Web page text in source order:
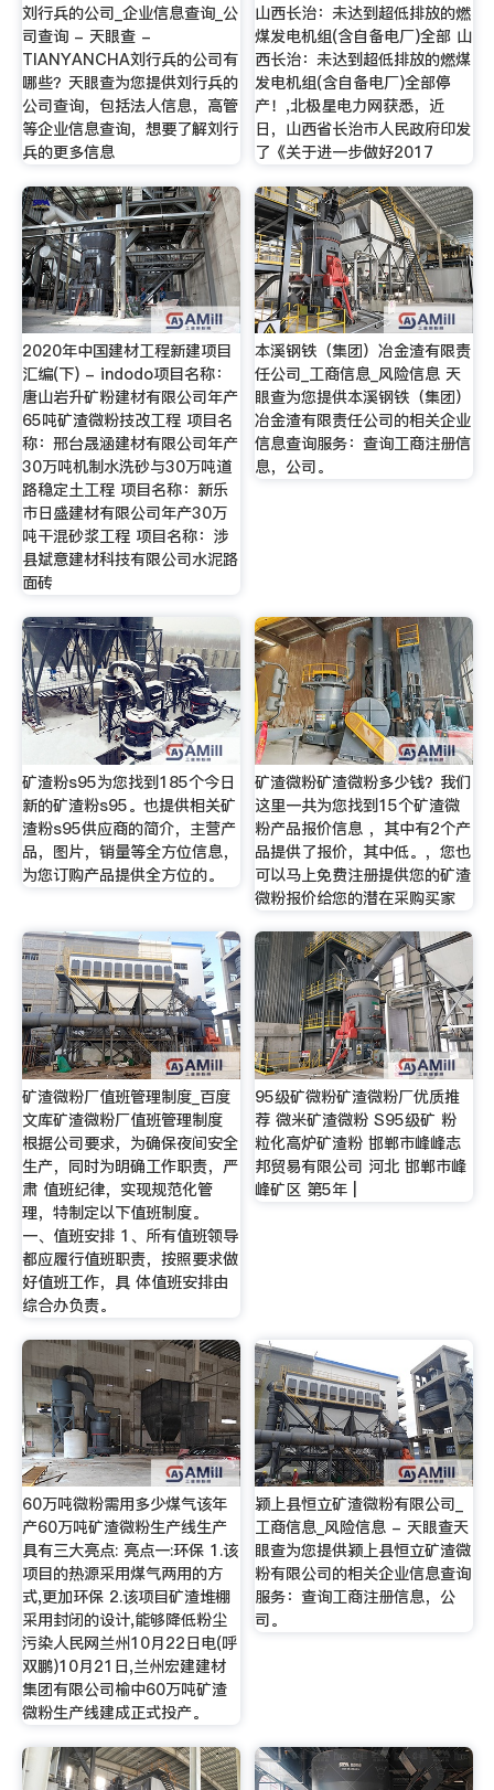
刘行兵的公司_企业信息查询_公
司查询 - 天眼查 -
TIANYANCHA刘行兵的公司有
哪些？天眼查为您提供刘行兵的
公司查询，包括法人信息，高管
等企业信息查询，想要了解刘行
兵的更多信息
山西长治：未达到超低排放的燃
煤发电机组(含自备电厂)全部 山
西长治：未达到超低排放的燃煤
发电机组(含自备电厂)全部停
产！,北极星电力网获悉，近
日，山西省长治市人民政府印发
了《关于进一步做好2017
2020年中国建材工程新建项目
汇编(下) - indodo项目名称：
唐山岩升矿粉建材有限公司年产
65吨矿渣微粉技改工程 项目名
称：邢台晟涵建材有限公司年产
30万吨机制水洗砂与30万吨道
路稳定土工程 项目名称：新乐
市日盛建材有限公司年产30万
吨干混砂浆工程 项目名称：涉
县斌意建材科技有限公司水泥路
面砖
本溪钢铁（集团）冶金渣有限责
任公司_工商信息_风险信息 天
眼查为您提供本溪钢铁（集团）
冶金渣有限责任公司的相关企业
信息查询服务：查询工商注册信
息，公司。
矿渣粉s95为您找到185个今日
新的矿渣粉s95。也提供相关矿
渣粉s95供应商的简介，主营产
品，图片，销量等全方位信息，
为您订购产品提供全方位的。
矿渣微粉矿渣微粉多少钱？我们
这里一共为您找到15个矿渣微
粉产品报价信息 ，其中有2个产
品提供了报价，其中低。，您也
可以马上免费注册提供您的矿渣
微粉报价给您的潜在采购买家
矿渣微粉厂值班管理制度_百度
文库矿渣微粉厂值班管理制度
根据公司要求，为确保夜间安全
生产，同时为明确工作职责，严
肃 值班纪律，实现规范化管
理，特制定以下值班制度。
一、值班安排 1、所有值班领导
都应履行值班职责，按照要求做
好值班工作，具 体值班安排由
综合办负责。
95级矿微粉矿渣微粉厂优质推
荐 微米矿渣微粉 S95级矿 粉
粒化高炉矿渣粉 邯郸市峰峰志
邦贸易有限公司 河北 邯郸市峰
峰矿区 第5年 |
60万吨微粉需用多少煤气该年
产60万吨矿渣微粉生产线生产
具有三大亮点: 亮点一:环保 1.该
项目的热源采用煤气两用的方
式,更加环保 2.该项目矿渣堆棚
采用封闭的设计,能够降低粉尘
污染人民网兰州10月22日电(呼
双鹏)10月21日,兰州宏建建材
集团有限公司榆中60万吨矿渣
微粉生产线建成正式投产。
颍上县恒立矿渣微粉有限公司_
工商信息_风险信息 - 天眼查天
眼查为您提供颍上县恒立矿渣微
粉有限公司的相关企业信息查询
服务：查询工商注册信息，公
司。